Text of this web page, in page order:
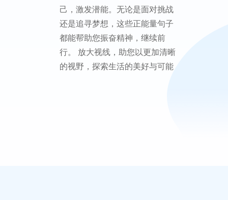
己，激发潜能。无论是面对挑战
还是追寻梦想，这些正能量句子
都能帮助您振奋精神，继续前
行。 放大视线，助您以更加清晰
的视野，探索生活的美好与可能